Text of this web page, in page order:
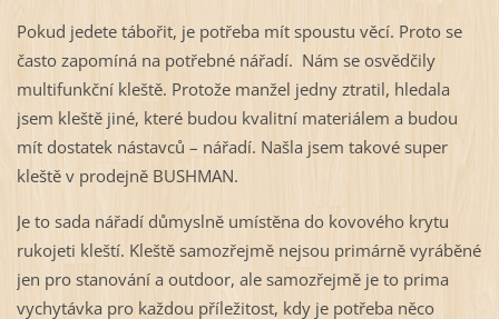
Pokud jedete tábořit, je potřeba mít spoustu věcí. Proto se
často zapomíná na potřebné nářadí. Nám se osvědčily
multifunkční kleště. Protože manžel jedny ztratil, hledala
jsem kleště jiné, které budou kvalitní materiálem a budou
mít dostatek nástavců – nářadí. Našla jsem takové super
kleště v prodejně BUSHMAN.
Je to sada nářadí důmyslně umístěna do kovového krytu
rukojeti kleští. Kleště samozřejmě nejsou primárně vyráběné
jen pro stanování a outdoor, ale samozřejmě je to prima
vychytávka pro každou příležitost, kdy je potřeba něco